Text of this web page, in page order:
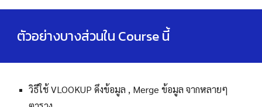
ตัวอย่างบางส่วนใน Course นี้
วิธีใช้ VLOOKUP ดึงข้อมูล , Merge ข้อมูล จากหลายๆ